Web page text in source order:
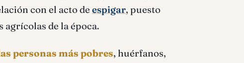
con el acto de espigar, puesto
agrícolas de la época.
personas más pobres, huérfanos,